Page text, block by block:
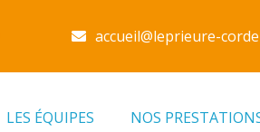
accueil@leprieure-
LES ÉQUIPES NOS